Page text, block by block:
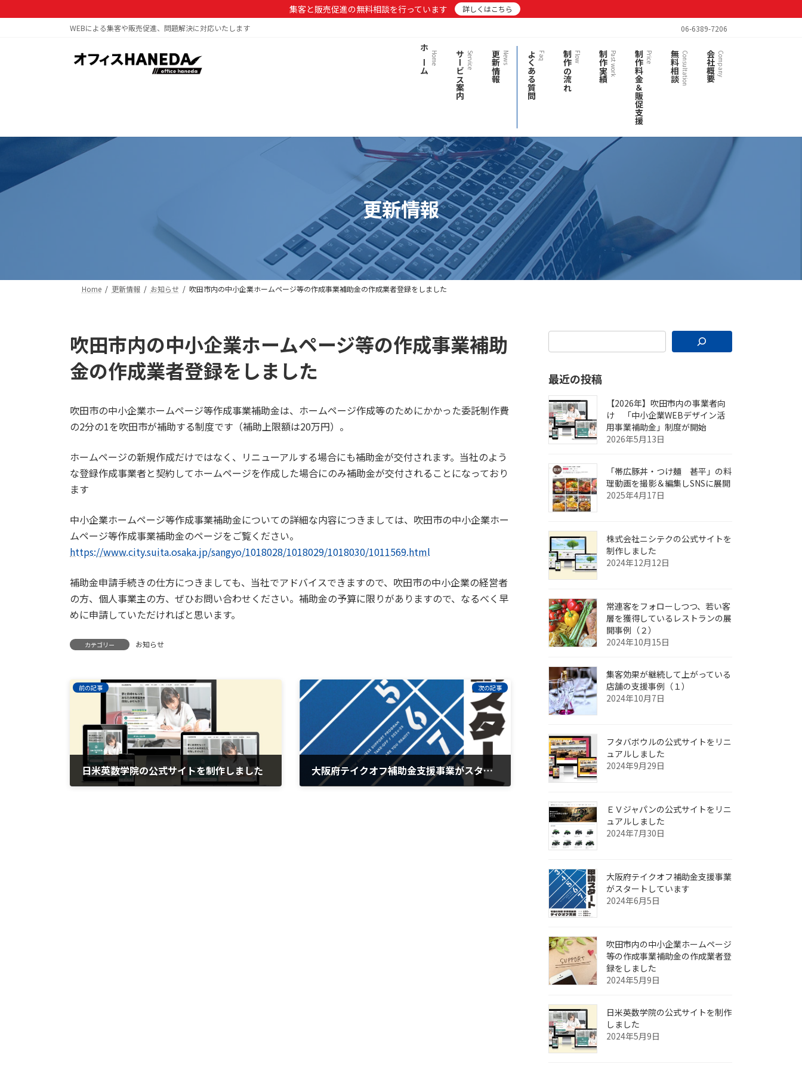
ン
プ
ビ
動
集客と販売促進の無料相談を行っています
詳しくはこちら
WEBによる集客や販売促進、問題解決に対応いたします
06-6389-7206
ホーム Home サービス案内Service 更新情報 News よくある質問 Faq 制作の流れ Flow 制作実績Past work 制作料金＆販促支援 Price 無料相談Consultation 会社概要Company
更新情報
Home 更新情報 お知らせ 吹田市内の中小企業ホームページ等の作成事業補助金の作成業者登録をしました
吹田市内の中小企業ホームページ等の作成事業補助
金の作成業者登録をしました
吹田市の中小企業ホームページ等作成事業補助金は、ホームページ作成等のためにかかった委託制作費
の2分の1を吹田市が補助する制度です（補助上限額は20万円）。
ホームページの新規作成だけではなく、リニューアルする場合にも補助金が交付されます。当社のよう
な登録作成事業者と契約してホームページを作成した場合にのみ補助金が交付されることになっており
ます
中小企業ホームページ等作成事業補助金についての詳細な内容につきましては、吹田市の中小企業ホー
ムページ等作成事業補助金のページをご覧ください。
https://www.city.suita.osaka.jp/sangyo/1018028/1018029/1018030/1011569.html
補助金申請手続きの仕方につきましても、当社でアドバイスできますので、吹田市の中小企業の経営者
の方、個人事業主の方、ぜひお問い合わせください。補助金の予算に限りがありますので、なるべく早
めに申請していただければと思います。
カテゴリー お知らせ
前の記事
日米英数学院の公式サイトを制作しました
次の記事
大阪府テイクオフ補助金支援事業がスタートしています
最近の投稿
【2026年】吹田市内の事業者向
け 「中小企業WEBデザイン活
用事業補助金」制度が開始
2026年5月13日
「帯広豚丼・つけ麺 甚平」の料
理動画を撮影＆編集しSNSに展開
2025年4月17日
株式会社ニシテクの公式サイトを
制作しました
2024年12月12日
常連客をフォローしつつ、若い客
層を獲得しているレストランの展
開事例（２）
2024年10月15日
集客効果が継続して上がっている
店舗の支援事例（１）
2024年10月7日
フタバボウルの公式サイトをリニ
ュアルしました
2024年9月29日
ＥＶジャパンの公式サイトをリニ
ュアルしました
2024年7月30日
大阪府テイクオフ補助金支援事業
がスタートしています
2024年6月5日
吹田市内の中小企業ホームページ
等の作成事業補助金の作成業者登
録をしました
2024年5月9日
日米英数学院の公式サイトを制作
しました
2024年5月9日